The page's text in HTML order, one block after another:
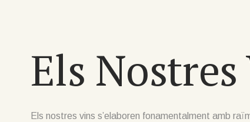
Els
Els nostres vins s’elaboren fonamentalment amb